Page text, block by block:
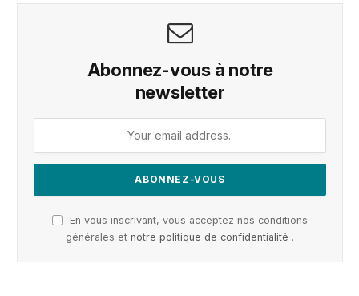
Abonnez-vous à notre
newsletter
En vous inscrivant, vous acceptez nos conditions
générales et notre politique de confidentialité .